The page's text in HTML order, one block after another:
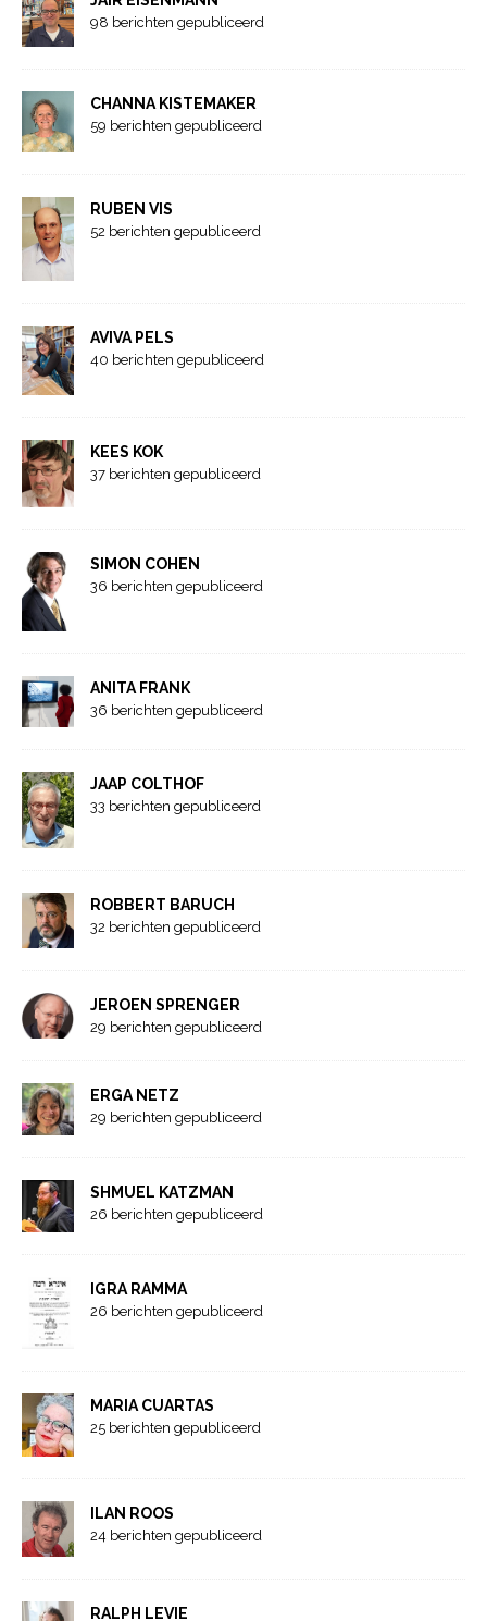
98 berichten gepubliceerd
CHANNA KISTEMAKER
59 berichten gepubliceerd
RUBEN VIS
52 berichten gepubliceerd
AVIVA PELS
40 berichten gepubliceerd
KEES KOK
37 berichten gepubliceerd
SIMON COHEN
36 berichten gepubliceerd
ANITA FRANK
36 berichten gepubliceerd
JAAP COLTHOF
33 berichten gepubliceerd
ROBBERT BARUCH
32 berichten gepubliceerd
JEROEN SPRENGER
29 berichten gepubliceerd
ERGA NETZ
29 berichten gepubliceerd
SHMUEL KATZMAN
26 berichten gepubliceerd
IGRA RAMMA
26 berichten gepubliceerd
MARIA CUARTAS
25 berichten gepubliceerd
ILAN ROOS
24 berichten gepubliceerd
RALPH LEVIE